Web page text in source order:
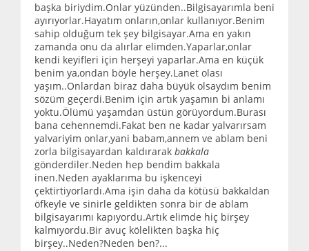
başka biriydim.Onlar yüzünden..Bilgisayarımla beni
ayırıyorlar.Hayatım onların,onlar kullanıyor.Benim
sahip olduğum tek şey bilgisayar.Ama en yakın
zamanda onu da alırlar elimden.Yaparlar,onlar
kendi keyifleri için herşeyi yaparlar.Ama en küçük
benim ya,ondan böyle herşey.Lanet olası
yaşım..Onlardan biraz daha büyük olsaydım benim
sözüm geçerdi.Benim için artık yaşamın bi anlamı
yoktu.Ölümü yaşamdan üstün görüyordum.Burası
bana cehennemdi.Fakat ben ne kadar yalvarırsam
yalvariyim onlar,yani babam,annem ve ablam beni
zorla bilgisayardan kaldırarak bakkala
gönderdiler.Neden hep bendim bakkala
inen.Neden ayaklarıma bu işkenceyi
çektirtiyorlardı.Ama işin daha da kötüsü bakkaldan
öfkeyle ve sinirle geldikten sonra bir de ablam
bilgisayarımı kapıyordu.Artık elimde hiç birşey
kalmıyordu.Bir avuç kölelikten başka hiç
birşey..Neden?Neden ben?...